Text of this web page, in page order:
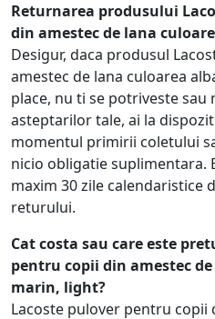
Returnarea produsului
din amestec de lana
Desigur, daca produsul
amestec de lana culoarea
place, nu ti se potriveste sau
asteptarilor tale, ai la
momentul primirii coletului
nicio obligatie suplimentara.
maxim 30 zile calendaristice
returului.
Cat costa sau care este
pentru copii din amestec
marin, light?
Lacoste pulover pentru copii